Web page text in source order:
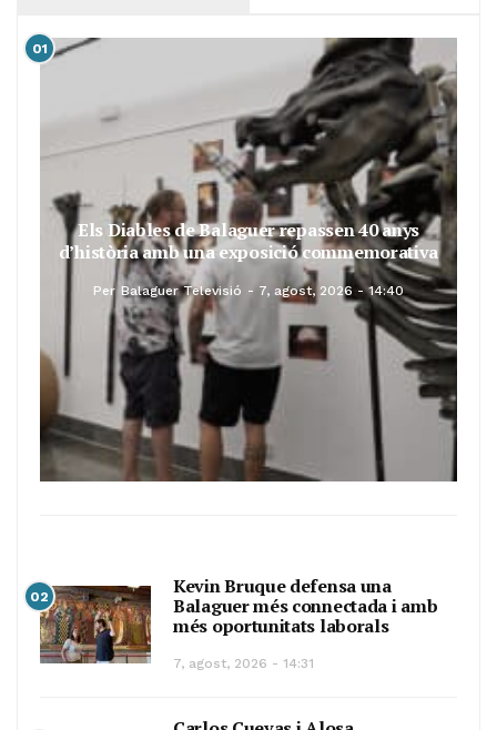
01
Els Diables de Balaguer repassen 40 anys
d’història amb una exposició commemorativa
Per Balaguer Televisió 7, agost, 2026 - 14:40
02
Kevin Bruque defensa una
Balaguer més connectada i amb
més oportunitats laborals
7, agost, 2026 - 14:31